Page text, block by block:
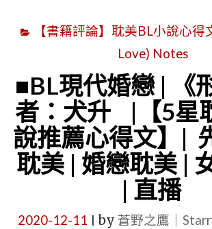
【書籍評論】耽美BL小說心得
Love) Notes
■BL現代婚戀 | 《
者：犬升 |【5星
說推薦心得文】|
耽美 | 婚戀耽美 |
| 直播
2020-12-11 by 蒼野之鷹｜